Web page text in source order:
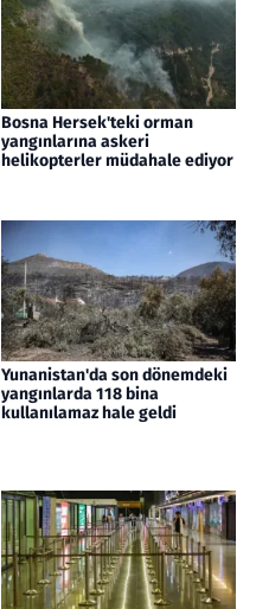
Bosna Hersek'teki orman
yangınlarına askeri
helikopterler müdahale ediyor
Yunanistan'da son dönemdeki
yangınlarda 118 bina
kullanılamaz hale geldi